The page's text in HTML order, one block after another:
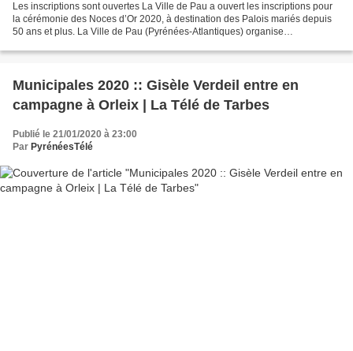
Les inscriptions sont ouvertes La Ville de Pau a ouvert les inscriptions pour
la cérémonie des Noces d’Or 2020, à destination des Palois mariés depuis
50 ans et plus. La Ville de Pau (Pyrénées-Atlantiques) organise
Municipales 2020 :: Gisèle Verdeil entre en
campagne à Orleix | La Télé de Tarbes
Publié le 21/01/2020 à 23:00
Par PyrénéesTélé